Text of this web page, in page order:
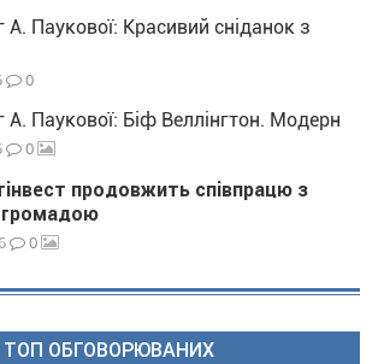
А. Паукової: Красивий сніданок з
0
А. Паукової: Біф Веллінгтон. Модерн
0
продовжить співпрацю з
0
ТОП ОБГОВОРЮВАНИХ